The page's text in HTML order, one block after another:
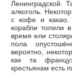
Ленинградской.
алкоголь.
с кофе и какао.
корабли топили
время ели
пола
вероятно,
как та
крестьянам есть